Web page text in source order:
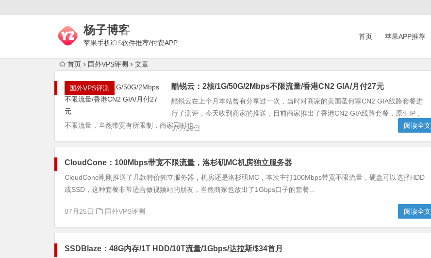
杨子博客
苹果手机iOS软件推荐/付费APP
首页 苹果APP推荐
首页 国外VPS评测 文章
国外VPS评测 酷锐云：2核/1G/50G/2Mbps不限流量/香港CN2 GIA/月付27元
酷锐云在上个月本站曾有分享过一次，当时对商家的美国圣何塞CN2 GIA线路套餐进
行了测评，今天收到商家的推送，目前商家推出了香港CN2 GIA线路套餐，原生IP，
不限流量，当然带宽有所限制，商家同时也...
07月28日 阅读全文
CloudCone：100Mbps带宽不限流量，洛杉矶MC机房独立服务器
CloudCone刚刚推送了几款特价独立服务器，机房还是洛杉矶MC，本次主打100Mbps带宽不限流量，硬盘可以选择HDD
或SSD，这种套餐非常适合做视频站的朋友，当然商家也放出了1Gbps口子的套餐...
07月25日 国外VPS评测 阅读全文
SSDBlaze：48G内存/1T HDD/10T流量/1Gbps/达拉斯/$34首月